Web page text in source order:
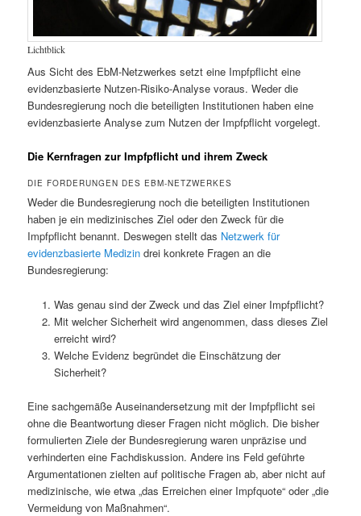
Lichtblick
Aus Sicht des EbM-Netzwerkes setzt eine Impfpflicht eine
evidenzbasierte Nutzen-Risiko-Analyse voraus. Weder die
Bundesregierung noch die beteiligten Institutionen haben eine
evidenzbasierte Analyse zum Nutzen der Impfpflicht vorgelegt.
Die Kernfragen zur Impfpflicht und ihrem Zweck
DIE FORDERUNGEN DES EBM-NETZWERKES
Weder die Bundesregierung noch die beteiligten Institutionen
haben je ein medizinisches Ziel oder den Zweck für die
Impfpflicht benannt. Deswegen stellt das Netzwerk für
evidenzbasierte Medizin drei konkrete Fragen an die
Bundesregierung:
Was genau sind der Zweck und das Ziel einer Impfpflicht?
Mit welcher Sicherheit wird angenommen, dass dieses Ziel
erreicht wird?
Welche Evidenz begründet die Einschätzung der
Sicherheit?
Eine sachgemäße Auseinandersetzung mit der Impfpflicht sei
ohne die Beantwortung dieser Fragen nicht möglich. Die bisher
formulierten Ziele der Bundesregierung waren unpräzise und
verhinderten eine Fachdiskussion. Andere ins Feld geführte
Argumentationen zielten auf politische Fragen ab, aber nicht auf
medizinische, wie etwa „das Erreichen einer Impfquote“ oder „die
Vermeidung von Maßnahmen“.